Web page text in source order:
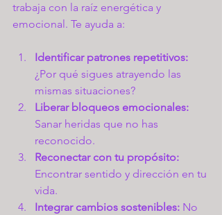
trabaja con la raíz energética y
emocional. Te ayuda a:
Identificar patrones repetitivos:
¿Por qué sigues atrayendo las
mismas situaciones?
Liberar bloqueos emocionales:
Sanar heridas que no has
reconocido.
Reconectar con tu propósito:
Encontrar sentido y dirección en tu
vida.
Integrar cambios sostenibles: No